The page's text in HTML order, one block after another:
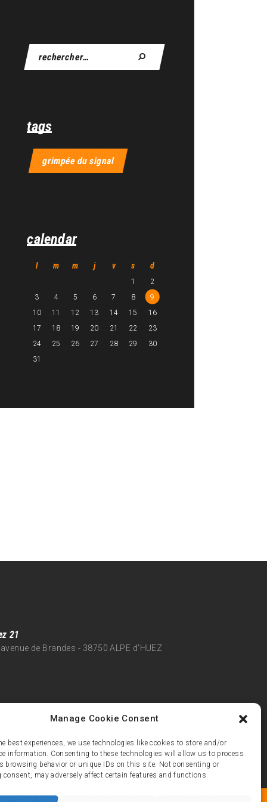
Manage Cookie Consent
best experiences, we use technologies like cookies to store and/or
information. Consenting to these technologies will allow us to process
browsing behavior or unique IDs on this site. Not consenting or
may adversely affect certain features and functions.
tags
grimpée du signal
calendar
l m m j v s d
1
2
3
4 5 6 7 8
9
10
11 12 13 14 15
16
17
18 19 20 21 22
23
24
25 26 27 28 29
30
31
21
de Brandes - 38750 ALPE d'HUEZ